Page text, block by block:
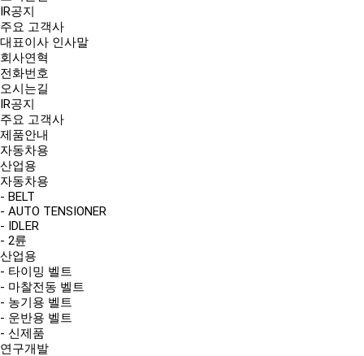
IR공지
주요 고객사
대표이사 인사말
회사연혁
전화번호
오시는길
IR공지
주요 고객사
제품안내
자동차용
산업용
자동차용
- BELT
- AUTO TENSIONER
- IDLER
- 2륜
산업용
- 타이밍 벨트
- 마찰전동 벨트
- 농기용 벨트
- 운반용 벨트
- 신제품
연구개발